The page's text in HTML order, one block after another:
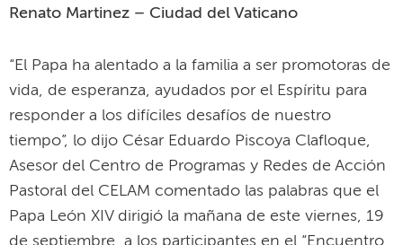
Renato Martinez – Ciudad del Vaticano
“El Papa ha alentado a la familia a ser promotoras de
vida, de esperanza, ayudados por el Espíritu para
responder a los difíciles desafíos de nuestro
tiempo”, lo dijo César Eduardo Piscoya Clafloque,
Asesor del Centro de Programas y Redes de Acción
Pastoral del CELAM comentado las palabras que el
Papa León XIV dirigió la mañana de este viernes, 19
de septiembre, a los participantes en el “Encuentro